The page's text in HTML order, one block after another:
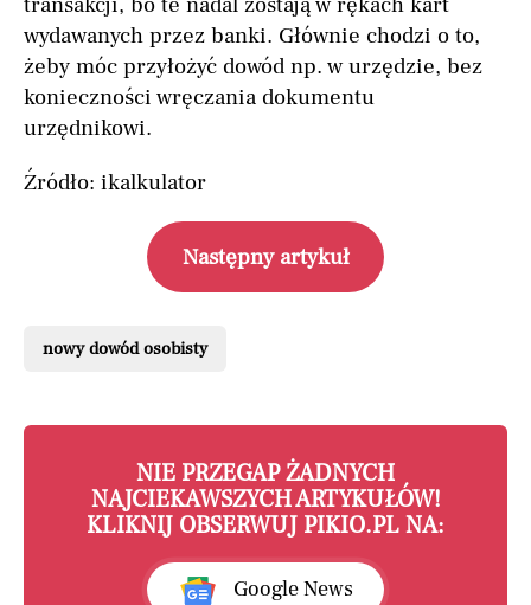
wydawanych przez banki. Głównie chodzi o to,
żeby móc przyłożyć dowód np. w urzędzie, bez
konieczności wręczania dokumentu
urzędnikowi.
Źródło: ikalkulator
Następny artykuł
nowy dowód osobisty
NIE PRZEGAP ŻADNYCH
NAJCIEKAWSZYCH ARTYKUŁÓW!
KLIKNIJ OBSERWUJ PIKIO.PL NA:
Google News